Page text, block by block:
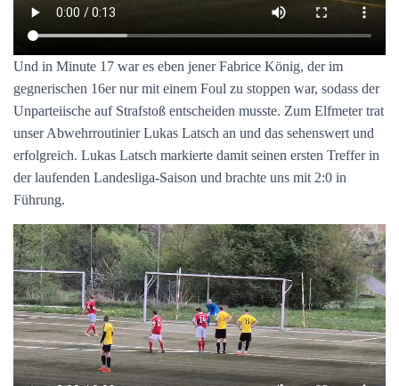
Und in Minute 17 war es eben jener Fabrice König, der im
gegnerischen 16er nur mit einem Foul zu stoppen war, sodass der
Unparteiische auf Strafstoß entscheiden musste. Zum Elfmeter trat
unser Abwehrroutinier Lukas Latsch an und das sehenswert und
erfolgreich. Lukas Latsch markierte damit seinen ersten Treffer in
der laufenden Landesliga-Saison und brachte uns mit 2:0 in
Führung.